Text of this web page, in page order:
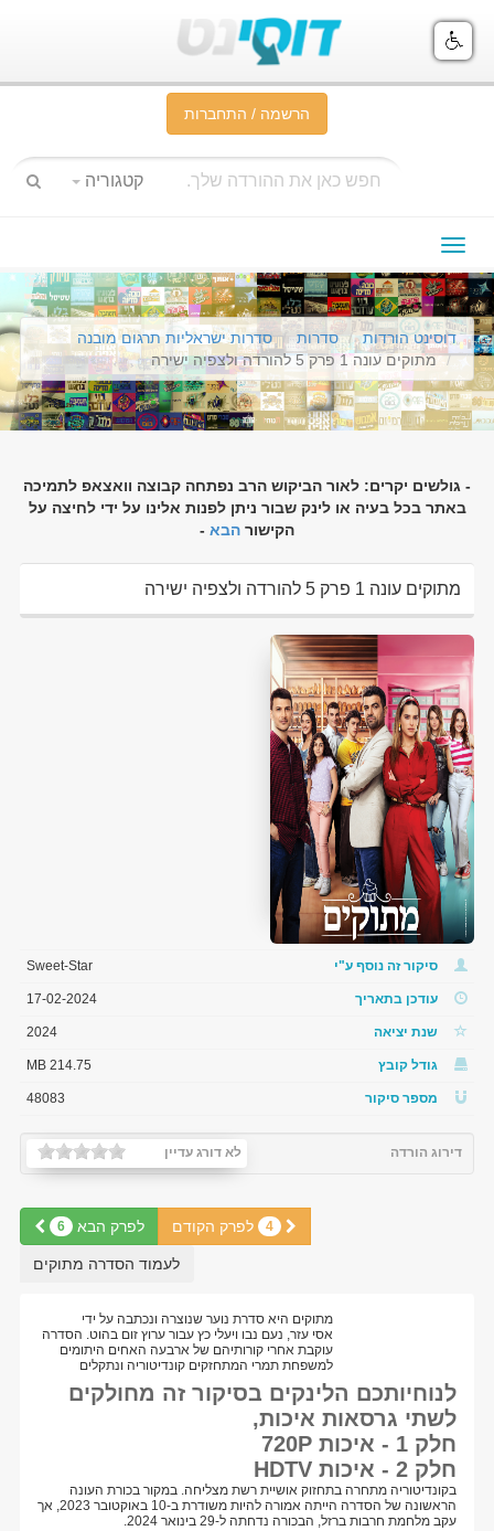
הרשמה / התחברות
קטגוריה
תפריט
ניווט
דוסינט הורדות סדרות
סדרות ישראליות תרגום מובנה
מתוקים עונה 1 פרק 5 להורדה ולצפיה ישירה
- גולשים יקרים: לאור הביקוש הרב נפתחה קבוצה וואצאפ לתמיכה
באתר בכל בעיה או לינק שבור ניתן לפנות אלינו על ידי לחיצה על
הקישור הבא -
מתוקים עונה 1 פרק 5 להורדה ולצפיה ישירה
סיקור זה נוסף ע"י Sweet-Star
עודכן בתאריך 17-02-2024
שנת יציאה 2024
גודל קובץ 214.75 MB
מספר סיקור 48083
לא דורג עדיין דירוג הורדה
לפרק הבא 6 4 לפרק הקודם
לעמוד הסדרה מתוקים
לנוחיותכם הלינקים בסיקור זה מחולקים
לשתי גרסאות איכות,
חלק 1 - איכות 720P
חלק 2 - איכות HDTV
מתוקים היא סדרת נוער שנוצרה ונכתבה על ידי
אסי עזר, נעם נבו ויעלי כץ עבור ערוץ זום בהוט. הסדרה
עוקבת אחרי קורותיהם של ארבעה האחים היתומים
למשפחת תמרי המתחזקים קונדיטוריה ונתקלים
בקונדיטוריה מתחרה בתחזוק אושיית רשת מצליחה. במקור בכורת העונה
הראשונה של הסדרה הייתה אמורה להיות משודרת ב-10 באוקטובר 2023, אך
עקב מלחמת חרבות ברזל, הבכורה נדחתה ל-29 בינואר 2024.